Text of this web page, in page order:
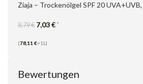
Ziaja – Trockenölgel SPF 20
8,79€ 7,03€ *
(78,11 €=1L)
Bewertungen